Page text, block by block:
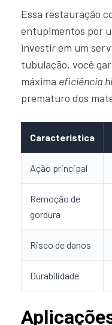
Essa restauração
entupimentos por
investir em um
tubulação, você
máxima eficiência
prematuro dos
Característica
Ação principal
Remoção de
gordura
Risco de danos
Durabilidade